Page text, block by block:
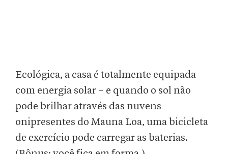
Ecológica, a casa é totalmente equipada
com energia solar – e quando o sol não
pode brilhar através das nuvens
onipresentes do Mauna Loa, uma bicicleta
de exercício pode carregar as baterias.